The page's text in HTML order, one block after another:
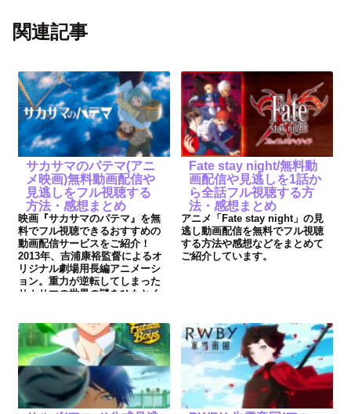
関連記事
サカサマのパテマ(アニ
メ映画)無料動画配信や
見逃しをフル視聴する
方法・感想まとめ
映画『サカサマのパテマ』を無
料でフル視聴できるおすすめの
動画配信サービスをご紹介！
2013年、吉浦康裕監督によるオ
リジナル劇場用長編アニメーシ
ョン。重力が逆転してしまった
サカサマの世界の謎をひもとく
Fate stay night/無料動
画配信や見逃しを1話か
ら全話フル視聴する方
法・感想まとめ
アニメ「Fate stay night」の見
逃し動画配信を無料でフル視聴
する方法や感想などをまとめて
ご紹介しています。